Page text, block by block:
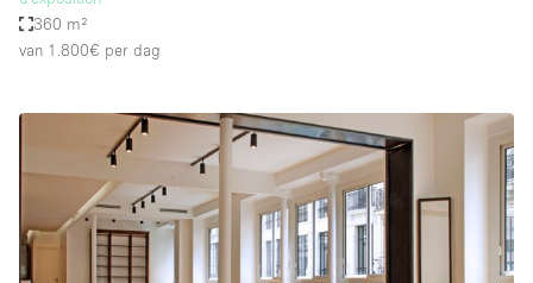
Dakterras
Drankvergunning
Etalage
Grote entree
Haussmann-stijl
Industrieel
360 m²
van 1.800€ per dag